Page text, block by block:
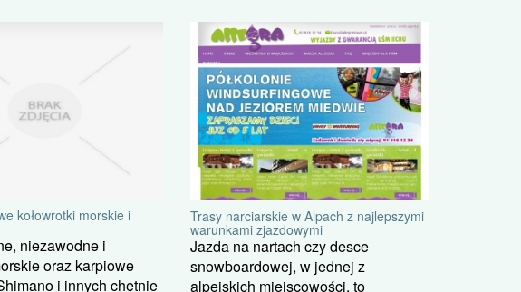
kołowrotki morskie i
niezawodne i
oraz karpiowe
i innych chętnie
Trasy narciarskie w Alpach z najlepszymi
warunkami zjazdowymi
Jazda na nartach czy desce
snowboardowej, w jednej z
alpejskich miejscowości, to